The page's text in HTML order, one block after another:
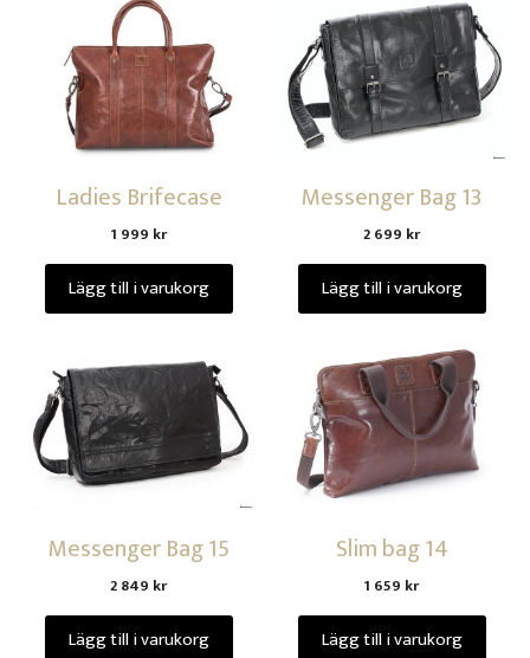
Ladies Brifecase
1 999 kr
Lägg till i varukorg
Messenger Bag 13
2 699 kr
Lägg till i varukorg
Messenger Bag 15
2 849 kr
Lägg till i varukorg
Slim bag 14
1 659 kr
Lägg till i varukorg